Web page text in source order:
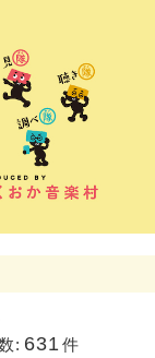
: 631 件